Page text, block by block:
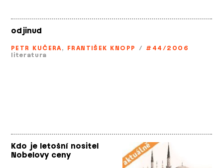
odjinud
PETR KUČERA, FRANTIŠEK KNOPP / #44/2006
literatura
Kdo je letošní nositel
Nobelovy ceny